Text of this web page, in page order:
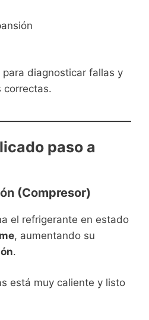
diagnosticar fallas y
correctas.
paso a
(Compresor)
el refrigerante en estado
, aumentando su
.
está muy caliente y listo